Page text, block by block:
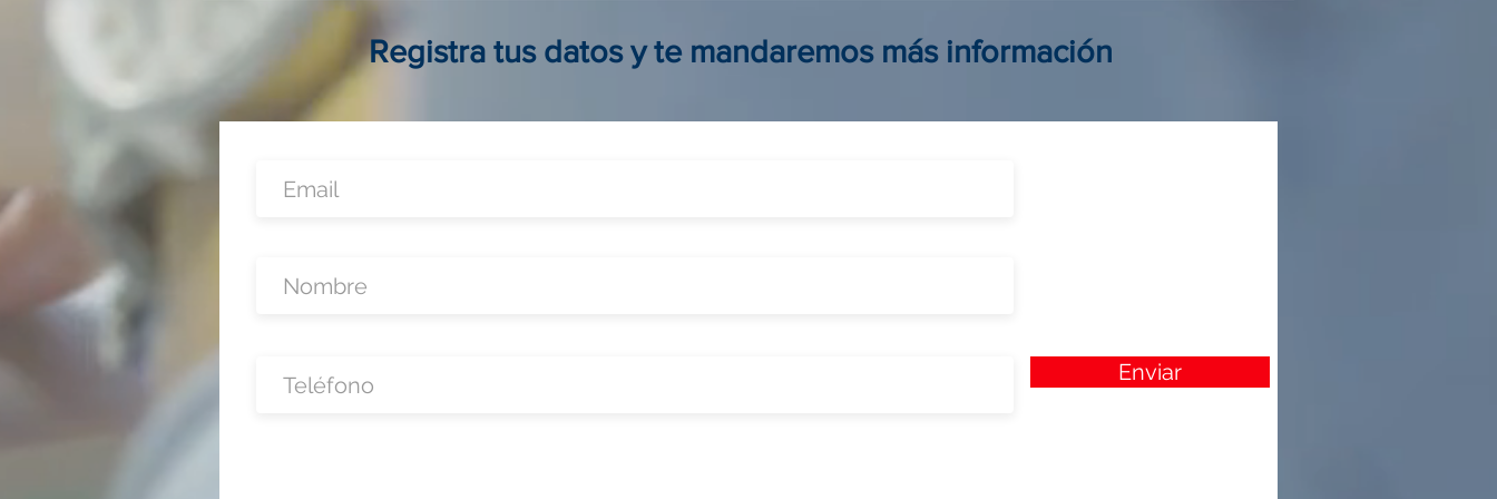
invertir, operar y crecer sin
Registra tus datos y te mandaremos más información
Enviar